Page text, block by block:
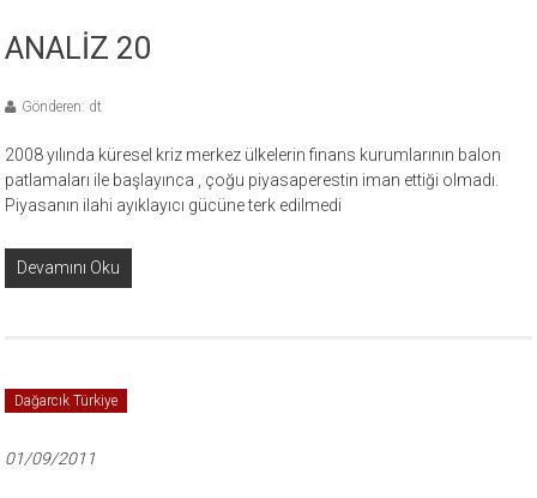
ANALİZ 20
Gönderen: dt
2008 yılında küresel kriz merkez ülkelerin finans kurumlarının balon
patlamaları ile başlayınca , çoğu piyasaperestin iman ettiği olmadı.
Piyasanın ilahi ayıklayıcı gücüne terk edilmedi
Devamını Oku
Dağarcık Türkiye
01/09/2011